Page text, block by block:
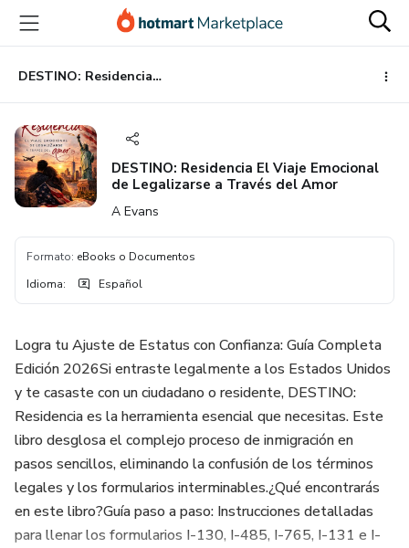
principal
página
de
página
DESTINO: Residencia El Viaje Emocional de Legalizarse a Través del Amor
DESTINO: Residencia El Viaje Emocional
de Legalizarse a Través del Amor
A Evans
Formato: eBooks o Documentos
Idioma: Español
Logra tu Ajuste de Estatus con Confianza: Guía Completa
Edición 2026​Si entraste legalmente a los Estados Unidos
y te casaste con un ciudadano o residente, DESTINO:
Residencia es la herramienta esencial que necesitas. Este
libro desglosa el complejo proceso de inmigración en
pasos sencillos, eliminando la confusión de los términos
legales y los formularios interminables.​¿Qué encontrarás
en este libro?​Guía paso a paso: Instrucciones detalladas
para llenar los formularios I-130, I-485, I-765, I-131 e I-